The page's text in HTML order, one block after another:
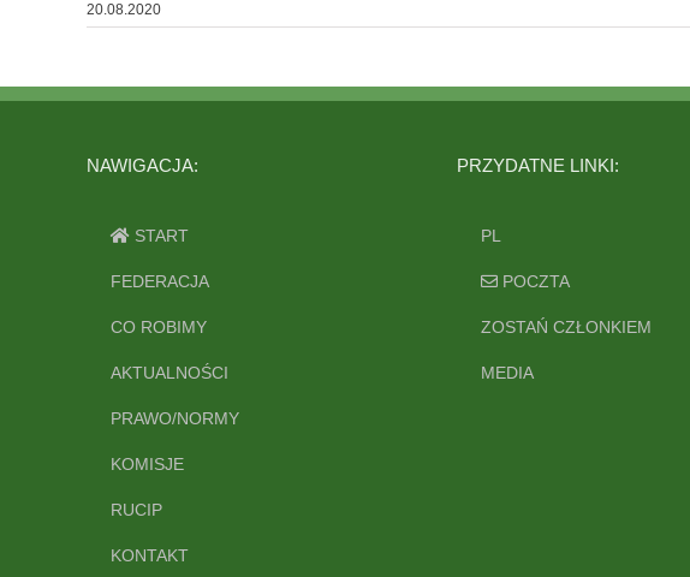
20.08.2020
NAWIGACJA:
START
FEDERACJA
CO ROBIMY
AKTUALNOŚCI
PRAWO/NORMY
KOMISJE
RUCIP
KONTAKT
PRZYDATNE LINKI:
PL
POCZTA
ZOSTAŃ CZŁONKIEM
MEDIA